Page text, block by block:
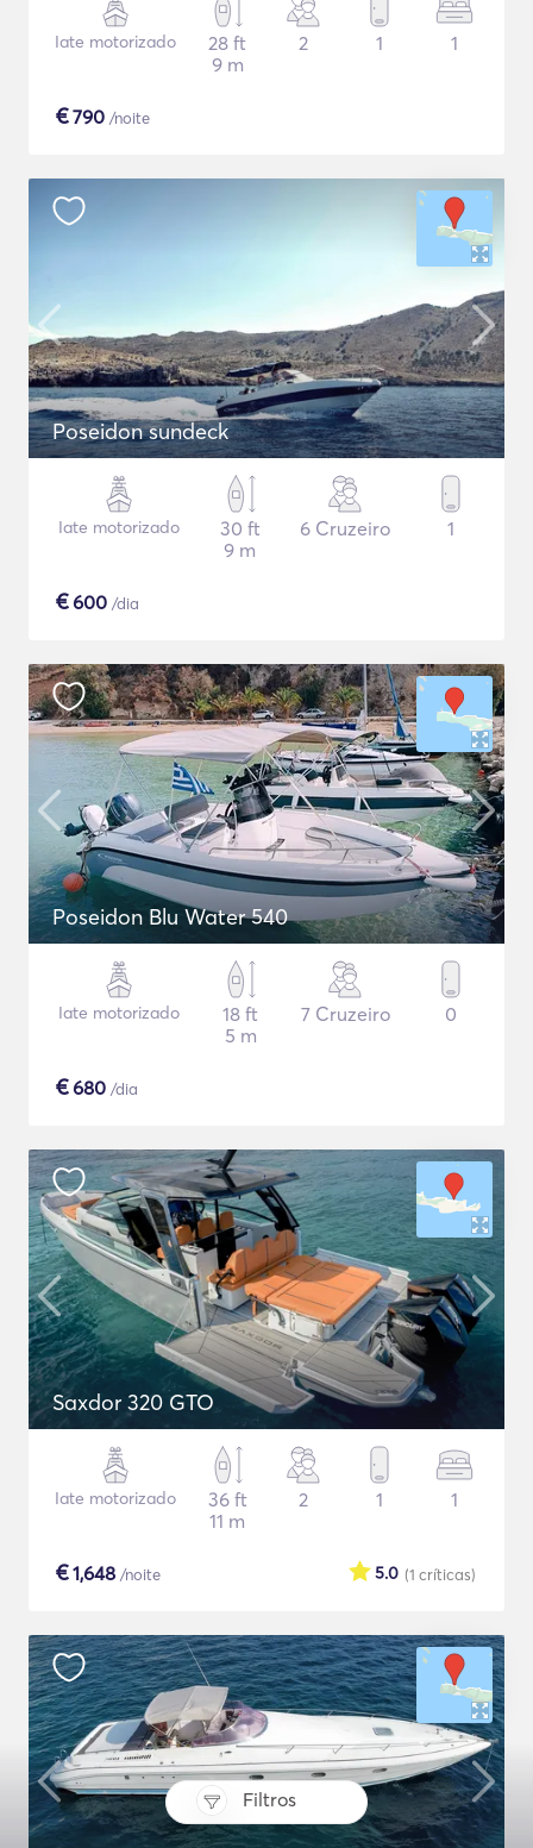
Filtros
Iate motorizado
28 ft
9 m
2 1 1
€790 /noite
Poseidon sundeck
Iate motorizado
30 ft
9 m
6 Cruzeiro 1
€600 /dia
Poseidon Blu Water 540
Iate motorizado
18 ft
5 m
7 Cruzeiro 0
€680 /dia
Saxdor 320 GTO
Iate motorizado
36 ft
11 m
2 1 1
€1,648 /noite (1 críticas)
5.0